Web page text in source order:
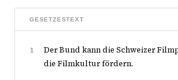
GESETZESTEXT
1
Der Bund kann die Schweizer
die Filmkultur fördern.